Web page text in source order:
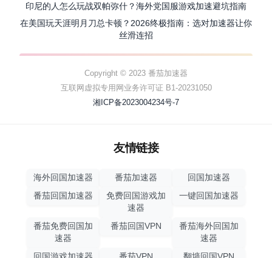
印尼的人怎么玩战双帕弥什？海外党国服游戏加速避坑指南
在美国玩天涯明月刀总卡顿？2026终极指南：选对加速器让你
丝滑连招
Copyright © 2023 番茄加速器
互联网虚拟专用网业务许可证 B1-20231050
湘ICP备2023004234号-7
友情链接
海外回国加速器 番茄加速器
回国加速器
番茄回国加速器
免费回国游戏加
速器
一键回国加速器
番茄免费回国加
速器
番茄回国VPN
番茄海外回国加
速器